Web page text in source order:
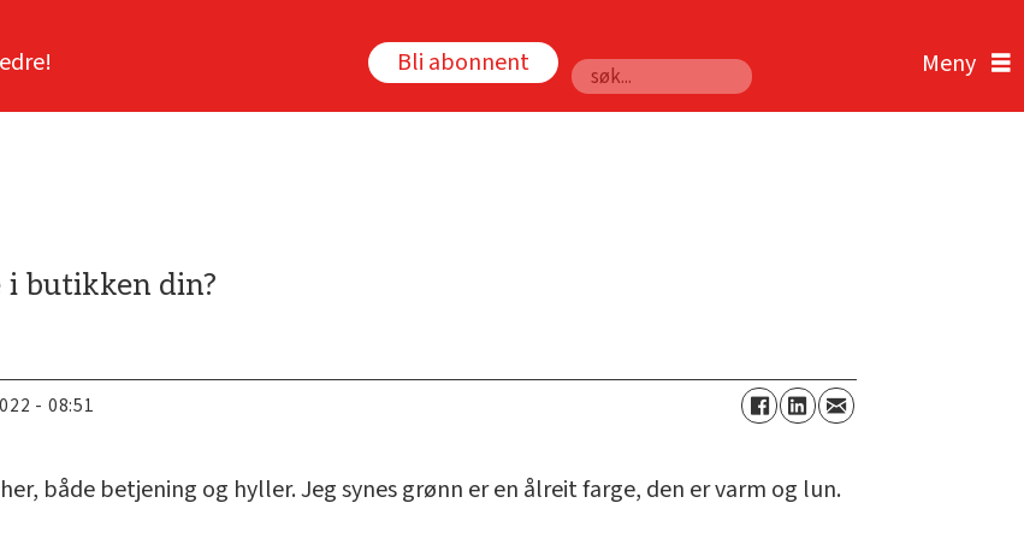
Bli abonnent
Søk
i butikken din?
- 08:51
både betjening og hyller. Jeg synes grønn er en ålreit farge, den er varm og lun.